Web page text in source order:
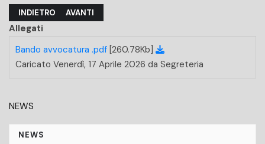
ARTICOLO PRECEDENTE: PROTOCOLLO NR: 129516 - DEL 31/
INDIETRO ARTICOLO SUCCESSIVO: CHIUSURA UFFICI 03/04/
AVANTI
Allegati
Bando avvocatura .pdf [260.78Kb]
Caricato Venerdì, 17 Aprile 2026 da Segreteria
NEWS
NEWS